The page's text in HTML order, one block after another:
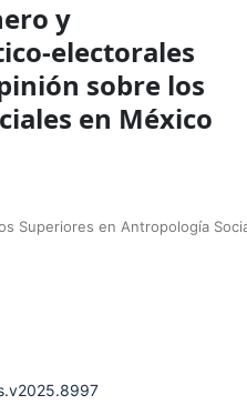
y
electorales
sobre los
en México
Superiores en Antropología